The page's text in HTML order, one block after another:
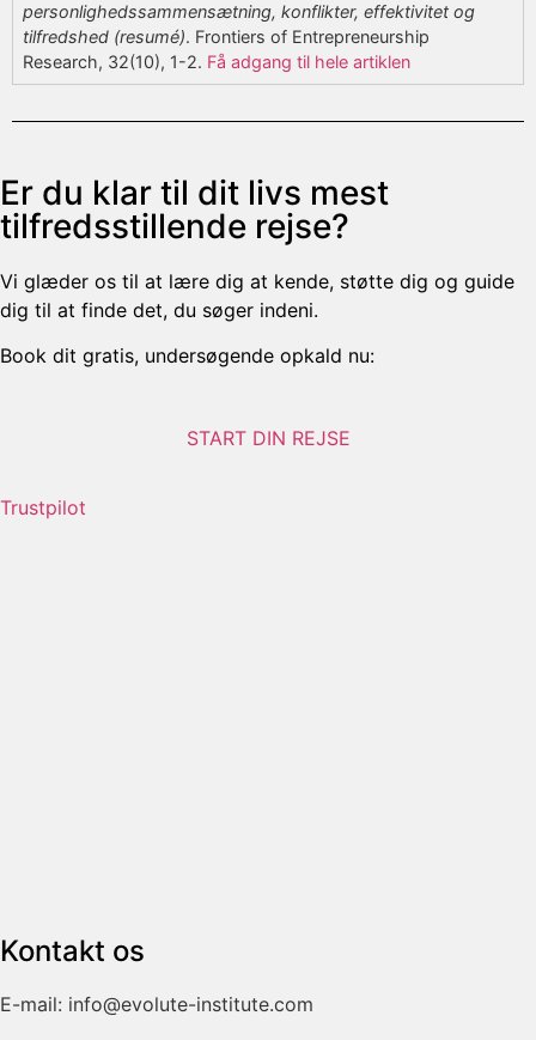
personlighedssammensætning, konflikter, effektivitet og
tilfredshed (resumé). Frontiers of Entrepreneurship
Research, 32(10), 1-2. Få adgang til hele artiklen
Er du klar til dit livs mest
tilfredsstillende rejse?
Vi glæder os til at lære dig at kende, støtte dig og guide
dig til at finde det, du søger indeni.
Book dit gratis, undersøgende opkald nu:
START DIN REJSE
Trustpilot
Kontakt os
E-mail: info@evolute-institute.com